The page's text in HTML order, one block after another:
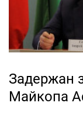
Задержан
Майкопа